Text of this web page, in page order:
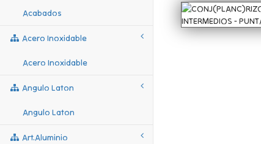
Acabados
Acero Inoxidable
Acero Inoxidable
Angulo Laton
Angulo Laton
Art.aluminio